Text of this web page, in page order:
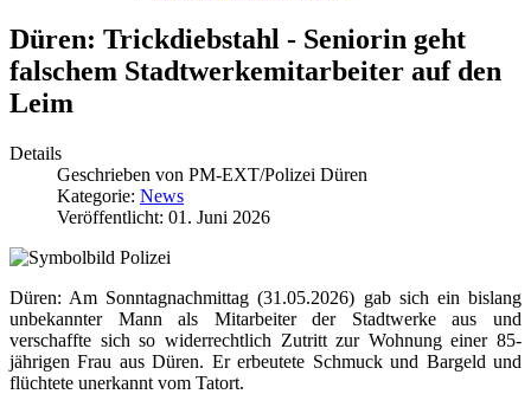
Düren: Trickdiebstahl - Seniorin geht
falschem Stadtwerkemitarbeiter auf den
Leim
Details
Geschrieben von PM-EXT/Polizei Düren
Kategorie: News
Veröffentlicht: 01. Juni 2026
Düren: Am Sonntagnachmittag (31.05.2026) gab sich ein bislang
unbekannter Mann als Mitarbeiter der Stadtwerke aus und
verschaffte sich so widerrechtlich Zutritt zur Wohnung einer 85-
jährigen Frau aus Düren. Er erbeutete Schmuck und Bargeld und
flüchtete unerkannt vom Tatort.